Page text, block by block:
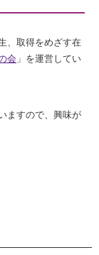
、取得をめざす在
会 」を運営してい
ますので、興味が